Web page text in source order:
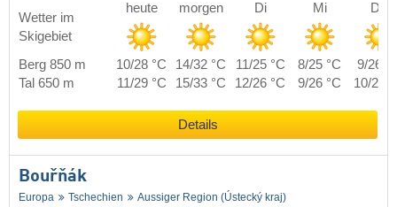
Wetter im
Skigebiet
heute morgen Di Mi Do
Berg 850 m 10/28 °C 14/32 °C 11/25 °C 8/25 °C
9/26
Tal 650 m
11/29 °C 15/33 °C 12/26 °C 9/26 °C 10/27
Details
Bouřňák
Europa Tschechien Aussiger Region (Ústecký kraj)